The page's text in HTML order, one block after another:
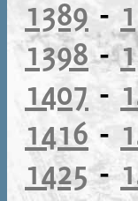
1389-
1398-
1407 -
1416 -
1425-